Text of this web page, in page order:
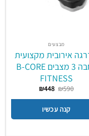
מבצעים
אירובית מקצועית
רחבה 3 מצבים B-CORE
FITNESS
₪590 המחיר
המקורי
היה:
₪590.
₪448
הוא:
קנה עכשיו